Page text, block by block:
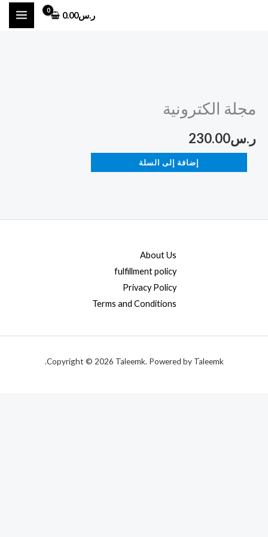
ر.س0.00
مجلة الكترونية
ر.س230.00
الكترونية
إضافة إلى السلة
About Us
fulfillment policy
Privacy Policy
Terms and Conditions
Copyright © 2026 Taleemk. Powered by Taleemk.